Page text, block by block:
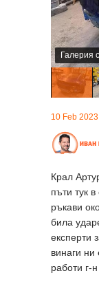
Галерия
10 Feb 2023
Крал
пъти тук
ръкави
била
експерти
винаги ни
работи г-